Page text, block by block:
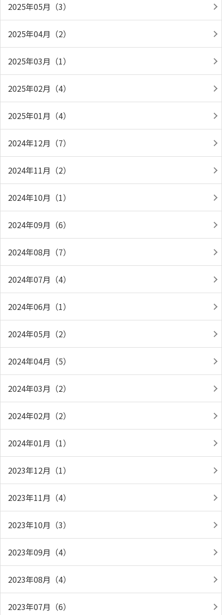
2025年05月（3）
2025年04月（2）
2025年03月（1）
2025年02月（4）
2025年01月（4）
2024年12月（7）
2024年11月（2）
2024年10月（1）
2024年09月（6）
2024年08月（7）
2024年07月（4）
2024年06月（1）
2024年05月（2）
2024年04月（5）
2024年03月（2）
2024年02月（2）
2024年01月（1）
2023年12月（1）
2023年11月（4）
2023年10月（3）
2023年09月（4）
2023年08月（4）
2023年07月（6）